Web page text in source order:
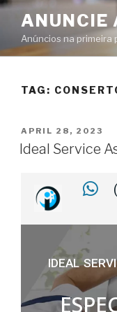
ANUNCIE
Anúncios na primeira
TAG:
APRIL 28, 2023
Ideal Service
IDEAL